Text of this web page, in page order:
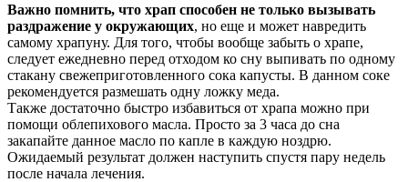
Важно помнить, что храп способен не только вызывать
раздражение у окружающих, но еще и может навредить
самому храпуну. Для того, чтобы вообще забыть о храпе,
следует ежедневно перед отходом ко сну выпивать по одному
стакану свежеприготовленного сока капусты. В данном соке
рекомендуется размешать одну ложку меда.
Также достаточно быстро избавиться от храпа можно при
помощи облепихового масла. Просто за 3 часа до сна
закапайте данное масло по капле в каждую ноздрю.
Ожидаемый результат должен наступить спустя пару недель
после начала лечения.